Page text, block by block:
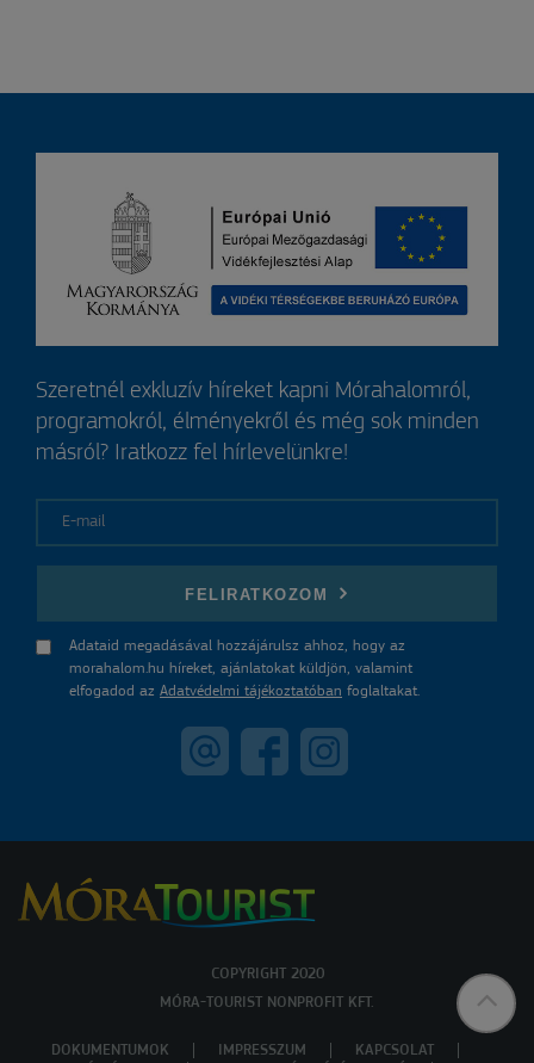
Szeretnél exkluzív híreket kapni Mórahalomról,
programokról, élményekről és még sok minden
másról? Iratkozz fel hírlevelünkre!
FELIRATKOZOM
Adataid megadásával hozzájárulsz ahhoz, hogy az
morahalom.hu híreket, ajánlatokat küldjön, valamint
elfogadod az Adatvédelmi tájékoztatóban foglaltakat.
COPYRIGHT 2020
MÓRA-TOURIST NONPROFIT KFT.
DOKUMENTUMOK IMPRESSZUM
KAPCSOLAT